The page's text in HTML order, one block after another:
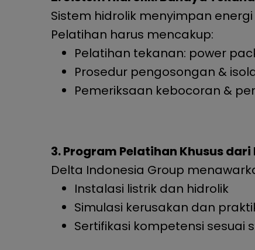
Sistem hidrolik menyimpan
Pelatihan harus mencakup:
Pelatihan tekanan: power
Prosedur pengosongan &
Pemeriksaan kebocoran &
3. Program Pelatihan Khusus dari
Delta Indonesia Group
Instalasi listrik dan hidrolik
Simulasi kerusakan dan
Sertifikasi kompetensi sesuai